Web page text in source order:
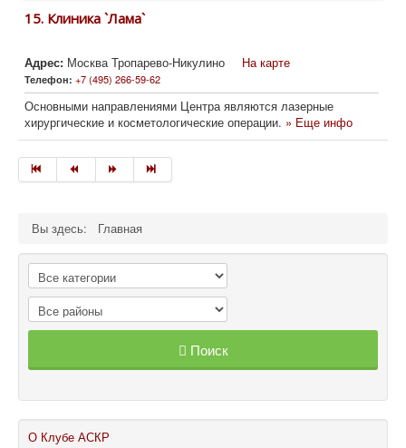
15. Клиника `Лама`
Адрес: Москва Тропарево-Никулино На карте
Телефон: +7 (495) 266-59-62
Основными направлениями Центра являются лазерные
хирургические и косметологические операции. » Еще инфо
Вы здесь: Главная
Поиск
О Клубе АСКР